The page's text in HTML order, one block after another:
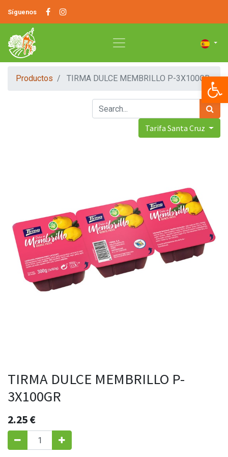
Síguenos
Productos TIRMA DULCE MEMBRILLO P-3X100GR
Tarifa Santa Cruz
TIRMA DULCE MEMBRILLO P-
3X100GR
2.25€